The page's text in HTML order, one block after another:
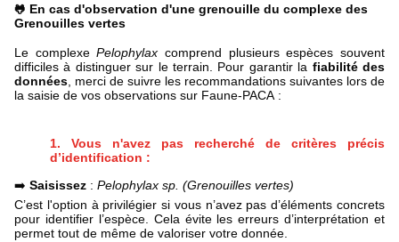
🐸 En cas d'observation d'une grenouille du complexe des
Grenouilles vertes
Le complexePelophylax comprend plusieurs espèces souvent
difficiles à distinguer sur le terrain. Pour garantir la fiabilité des
données , merci de suivre les recommandations suivantes lors de
la saisie de vos observations sur Faune-PACA :
1. Vous n'avez pas recherché de critères précis
d’identification :
➡️ Saisissez : Pelophylax sp. (Grenouilles vertes)
C’est l'option à privilégier si vous n’avez pas d’éléments concrets
pour identifier l’espèce. Cela évite les erreurs d’interprétation et
permet tout de même de valoriser votre donnée.